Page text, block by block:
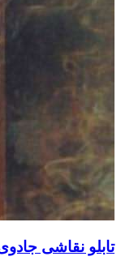
جادوی دلفی